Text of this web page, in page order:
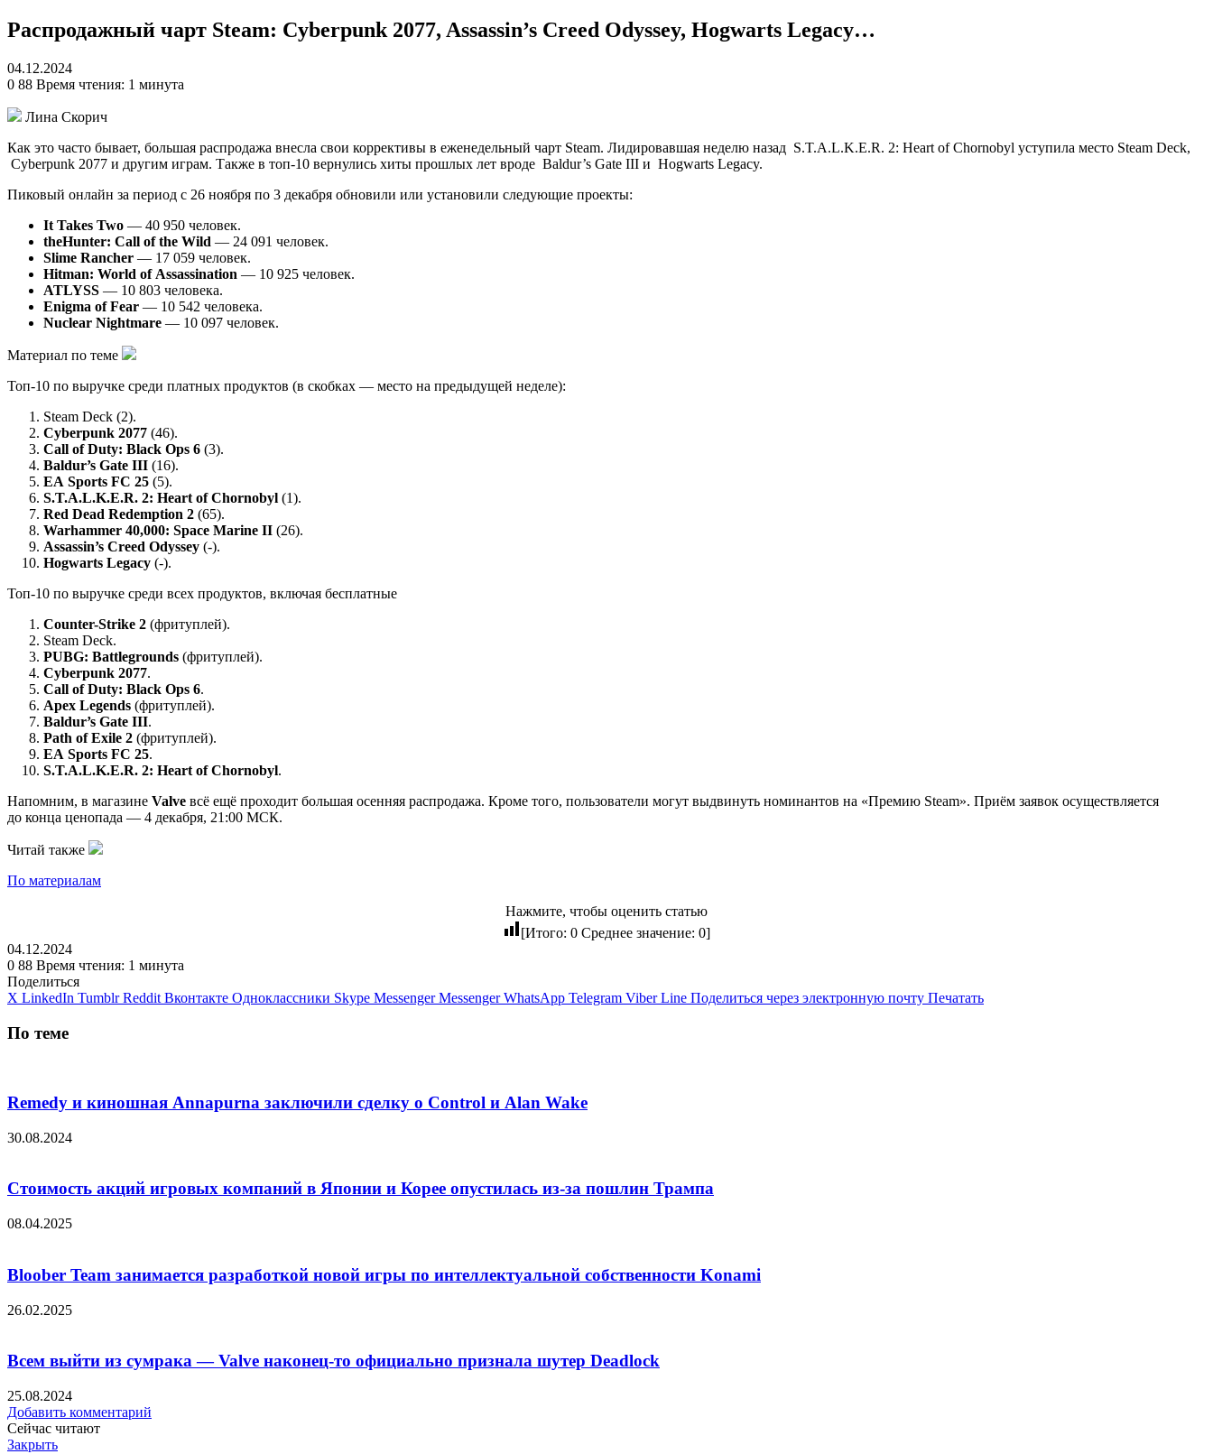
Распродажный чарт Steam: Cyberpunk 2077, Assassin’s Creed Odyssey, Hogwarts Legacy…
04.12.2024
0 88 Время чтения: 1 минута
Лина Скорич
Как это часто бывает, большая распродажа внесла свои коррективы в еженедельный чарт Steam. Лидировавшая неделю назад S.T.A.L.K.E.R. 2: Heart of Chornobyl уступила место Steam Deck,
Cyberpunk 2077 и другим играм. Также в топ-10 вернулись хиты прошлых лет вроде Baldur’s Gate III и Hogwarts Legacy.
Пиковый онлайн за период с 26 ноября по 3 декабря обновили или установили следующие проекты:
It Takes Two — 40 950 человек.
theHunter: Call of the Wild — 24 091 человек.
Slime Rancher — 17 059 человек.
Hitman: World of Assassination — 10 925 человек.
ATLYSS — 10 803 человека.
Enigma of Fear — 10 542 человека.
Nuclear Nightmare — 10 097 человек.
Материал по теме
Топ-10 по выручке среди платных продуктов (в скобках — место на предыдущей неделе):
Steam Deck (2).
Cyberpunk 2077 (46).
Call of Duty: Black Ops 6 (3).
Baldur’s Gate III (16).
EA Sports FC 25 (5).
S.T.A.L.K.E.R. 2: Heart of Chornobyl (1).
Red Dead Redemption 2 (65).
Warhammer 40,000: Space Marine II (26).
Assassin’s Creed Odyssey (-).
Hogwarts Legacy (-).
Топ-10 по выручке среди всех продуктов, включая бесплатные
Counter-Strike 2 (фритуплей).
Steam Deck.
PUBG: Battlegrounds (фритуплей).
Cyberpunk 2077.
Call of Duty: Black Ops 6.
Apex Legends (фритуплей).
Baldur’s Gate III.
Path of Exile 2 (фритуплей).
EA Sports FC 25.
S.T.A.L.K.E.R. 2: Heart of Chornobyl.
Напомним, в магазине Valve всё ещё проходит большая осенняя распродажа. Кроме того, пользователи могут выдвинуть номинантов на «Премию Steam». Приём заявок осуществляется
до конца ценопада — 4 декабря, 21:00 МСК.
Читай также
По материалам
Нажмите, чтобы оценить статью
[Итого: 0 Среднее значение: 0]
04.12.2024
0 88 Время чтения: 1 минута
Поделиться
X LinkedIn Tumblr Reddit Вконтакте Одноклассники Skype Messenger Messenger WhatsApp Telegram Viber Line Поделиться через электронную почту Печатать
По теме
Remedy и киношная Annapurna заключили сделку о Control и Alan Wake
30.08.2024
Стоимость акций игровых компаний в Японии и Корее опустилась из-за пошлин Трампа
08.04.2025
Bloober Team занимается разработкой новой игры по интеллектуальной собственности Konami
26.02.2025
Всем выйти из сумрака — Valve наконец-то официально признала шутер Deadlock
25.08.2024
Добавить комментарий
Сейчас читают
Закрыть